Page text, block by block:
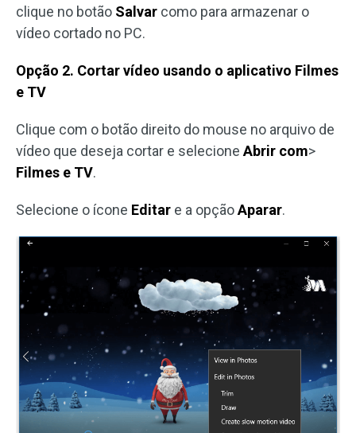
clique no botão Salvar como para armazenar o
vídeo cortado no PC.
Opção 2. Cortar vídeo usando o aplicativo Filmes
e TV
Clique com o botão direito do mouse no arquivo de
vídeo que deseja cortar e selecione Abrir com>
Filmes e TV.
Selecione o ícone Editar e a opçãoAparar.